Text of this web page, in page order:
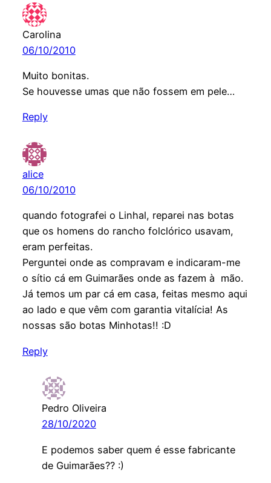
Carolina
06/10/2010
Muito bonitas.
Se houvesse umas que não fossem em pele…
Reply
alice
06/10/2010
quando fotografei o Linhal, reparei nas botas
que os homens do rancho folclórico usavam,
eram perfeitas.
Perguntei onde as compravam e indicaram-me
o sítio cá em Guimarães onde as fazem à mão.
Já temos um par cá em casa, feitas mesmo aqui
ao lado e que vêm com garantia vitalícia! As
nossas são botas Minhotas!! :D
Reply
Pedro Oliveira
28/10/2020
E podemos saber quem é esse fabricante
de Guimarães?? :)